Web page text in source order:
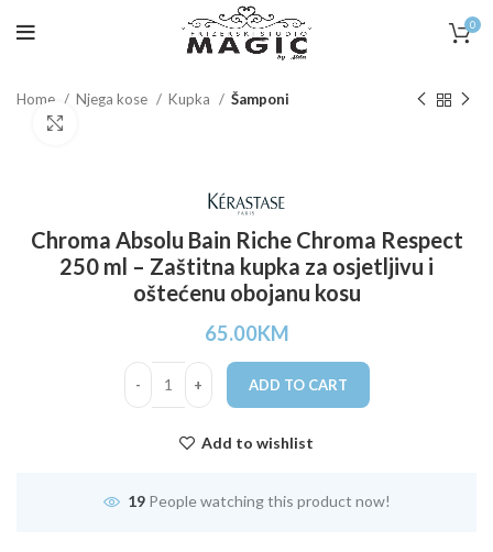
0
Home Njega kose Kupka
Šamponi
Chroma Absolu Bain Riche Chroma Respect
250 ml – Zaštitna kupka za osjetljivu i
oštećenu obojanu kosu
65.00KM
ADD TO CART
Add to wishlist
19 People watching this product now!